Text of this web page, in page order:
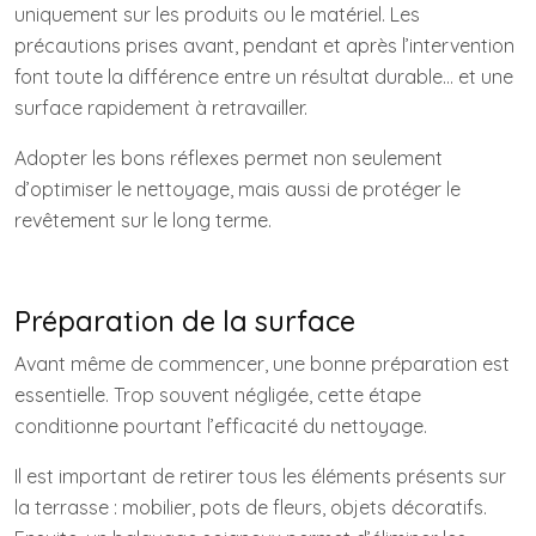
uniquement sur les produits ou le matériel. Les
précautions prises avant, pendant et après l’intervention
font toute la différence entre un résultat durable… et une
surface rapidement à retravailler.
Adopter les bons réflexes permet non seulement
d’optimiser le nettoyage, mais aussi de protéger le
revêtement sur le long terme.
Préparation de la surface
Avant même de commencer, une bonne préparation est
essentielle. Trop souvent négligée, cette étape
conditionne pourtant l’efficacité du nettoyage.
Il est important de retirer tous les éléments présents sur
la terrasse : mobilier, pots de fleurs, objets décoratifs.